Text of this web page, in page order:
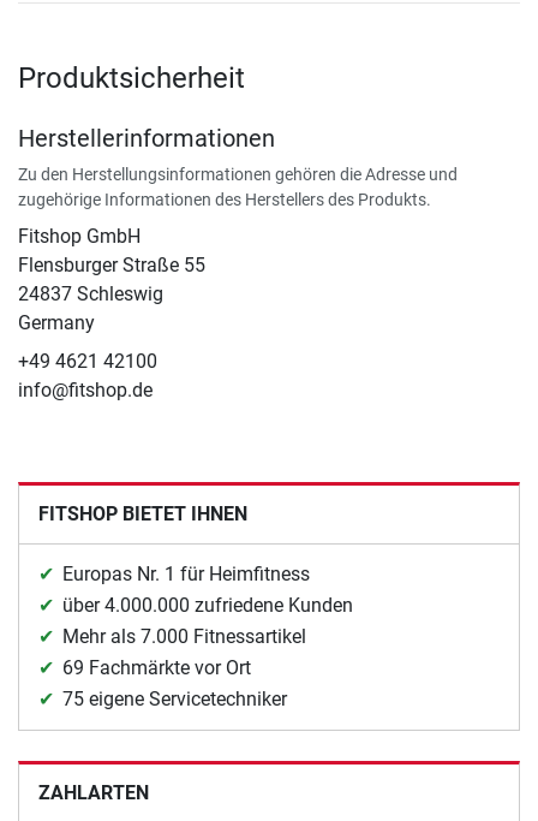
Produktsicherheit
Herstellerinformationen
Zu den Herstellungsinformationen gehören die Adresse und
zugehörige Informationen des Herstellers des Produkts.
Fitshop GmbH
Flensburger Straße 55
24837 Schleswig
Germany
+49 4621 42100
info@fitshop.de
FITSHOP BIETET IHNEN
Europas Nr. 1 für Heimfitness
über 4.000.000 zufriedene Kunden
Mehr als 7.000 Fitnessartikel
69 Fachmärkte vor Ort
75 eigene Servicetechniker
ZAHLARTEN